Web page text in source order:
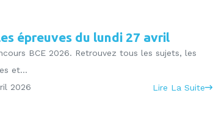
épreuves du lundi 27 avril
BCE 2026. Retrouvez tous les sujets, les
et...
2026 Lire La Suite